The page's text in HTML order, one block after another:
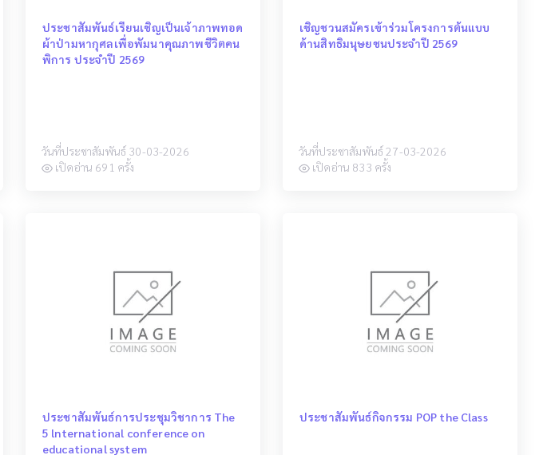
ประชาสัมพันธ์เรียนเชิญเป็นเจ้าภาพทอด
ผ้าป่ามหากุศลเพื่อพัมนาคุณภาพชีวิตคน
พิการ ประจำปี 2569
วันที่ประชาสัมพันธ์ 30-03-2026
เปิดอ่าน 691 ครั้ง
เชิญชวนสมัครเข้าร่วมโครงการต้นแบบ
ด้านสิทธิมนุษยชนประจำปี 2569
วันที่ประชาสัมพันธ์ 27-03-2026
เปิดอ่าน 833 ครั้ง
ประชาสัมพันธ์การประชุมวิชาการ The
5 lnternational conference on
educational system
ประชาสัมพันธ์กิจกรรม POP the Class